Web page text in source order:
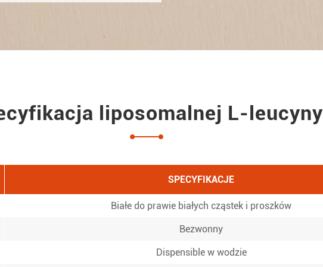
liposomalnej L-leucyny
SPECYFIKACJE
Białe do prawie białych cząstek i proszków
Bezwonny
Dispensible w wodzie